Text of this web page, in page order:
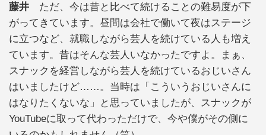
藤井 ただ、今は昔と比べて続けることの難易度が下
がってきています。昼間は会社で働いて夜はステージ
に立つなど、就職しながら芸人を続けている人も増え
ています。昔はそんな芸人いなかったですよ。まぁ、
スナックを経営しながら芸人を続けているおじいさん
はいましたけど……。当時は「こういうおじいさんに
はなりたくないな」と思っていましたが、スナックが
YouTubeに取って代わっただけで、今や僕がその側に